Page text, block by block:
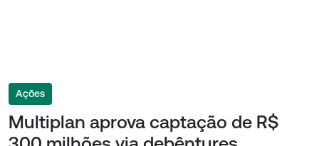
Ações
Multiplan aprova captação de R$